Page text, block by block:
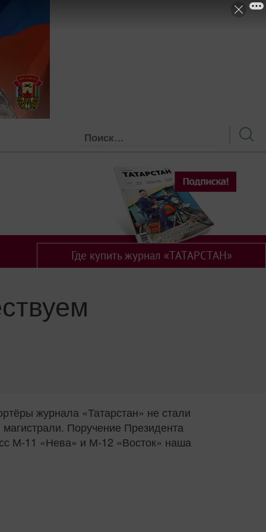
Где купить журнал «ТАТАРСТАН»
журнала «Татарстан» не стали
магистрали. Поручение Президента
М-11 «Нева» и М-12 «Восток» наша